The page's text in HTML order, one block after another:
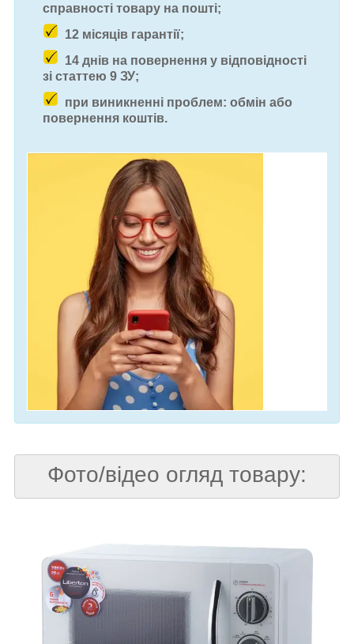
справності товару на пошті;
12 місяців гарантії;
14 днів на повернення у відповідності
зі статтею 9 ЗУ;
при виникненні проблем: обмін або
повернення коштів.
Фото/відео огляд товару: